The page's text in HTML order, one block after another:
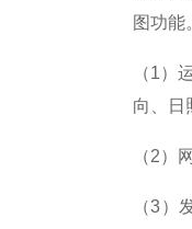
图功能
（1）
向、日
（2）
（3）